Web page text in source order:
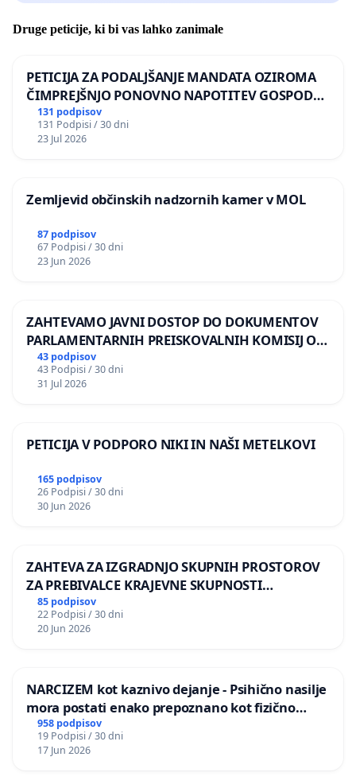
Druge peticije, ki bi vas lahko zanimale
PETICIJA ZA PODALJŠANJE MANDATA OZIROMA
ČIMPREJŠNJO PONOVNO NAPOTITEV GOSPODA
BERNARDA ŠRAJNERJA NA VELEPOSLANIŠTVO
REPUBLIKE SLOVENIJE V MOSKVI
131 podpisov
131 Podpisi / 30 dni
23 Jul 2026
Zemljevid občinskih nadzornih kamer v MOL
87 podpisov
67 Podpisi / 30 dni
23 Jun 2026
ZAHTEVAMO JAVNI DOSTOP DO DOKUMENTOV
PARLAMENTARNIH PREISKOVALNIH KOMISIJ O
ILEGALNI TRGOVINI Z OROŽJEM
43 podpisov
43 Podpisi / 30 dni
31 Jul 2026
PETICIJA V PODPORO NIKI IN NAŠI METELKOVI
165 podpisov
26 Podpisi / 30 dni
30 Jun 2026
ZAHTEVA ZA IZGRADNJO SKUPNIH PROSTOROV
ZA PREBIVALCE KRAJEVNE SKUPNOSTI
PRESTRANEK
85 podpisov
22 Podpisi / 30 dni
20 Jun 2026
NARCIZEM kot kaznivo dejanje - Psihično nasilje
mora postati enako prepoznano kot fizično
nasilje
958 podpisov
19 Podpisi / 30 dni
17 Jun 2026